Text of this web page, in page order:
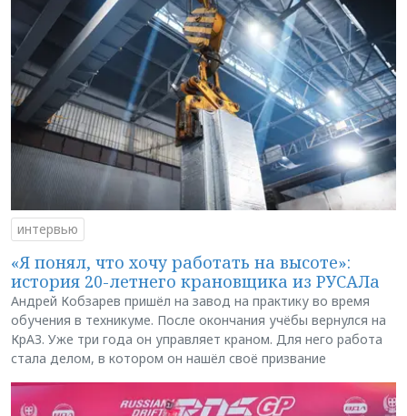
интервью
«Я понял, что хочу работать на высоте»:
история 20-летнего крановщика из РУСАЛа
Андрей Кобзарев пришёл на завод на практику во время
обучения в техникуме. После окончания учёбы вернулся на
КрАЗ. Уже три года он управляет краном. Для него работа
стала делом, в котором он нашёл своё призвание